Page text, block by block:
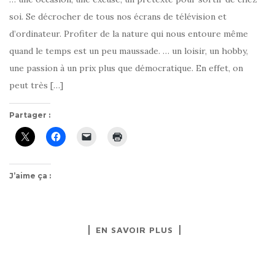
soi. Se décrocher de tous nos écrans de télévision et
d’ordinateur. Profiter de la nature qui nous entoure même
quand le temps est un peu maussade. … un loisir, un hobby,
une passion à un prix plus que démocratique. En effet, on
peut très […]
Partager :
J’aime ça :
EN SAVOIR PLUS